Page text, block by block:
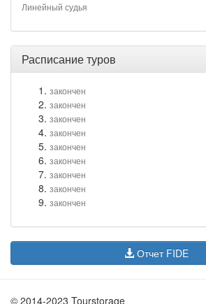
Линейный судья
Расписание туров
закончен
закончен
закончен
закончен
закончен
закончен
закончен
закончен
закончен
Отчет FIDE
© 2014-2023 Tourstorage